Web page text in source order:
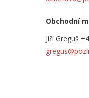
Obchodní
Jiří Greguš